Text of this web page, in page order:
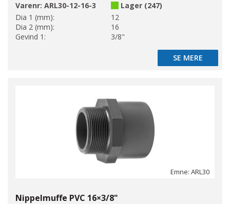
Varenr: ARL30-12-16-3
Lager (247)
Dia 1 (mm):
12
Dia 2 (mm):
16
Gevind 1:
3/8"
SE MERE
SE MERE
Emne: ARL30
Nippelmuffe PVC 16×3/8"